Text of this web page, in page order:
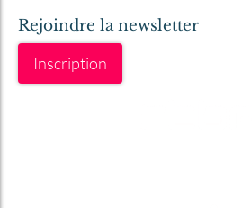
Rejoindre la newsletter
Inscription